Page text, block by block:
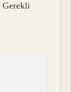
Gerekli